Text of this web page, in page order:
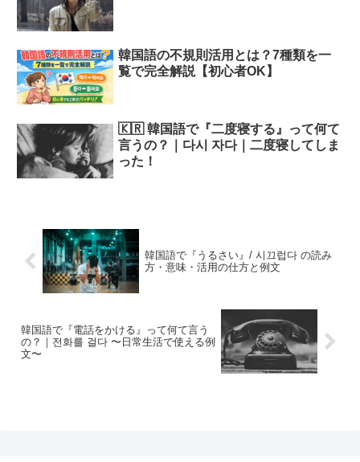
韓国語の不規則活用とは？7種類を一
覧で完全解説【初心者OK】
🇰🇷 韓国語で『二度寝する』って何て
言うの？｜다시 자다｜二度寝してしま
った！
韓国語で『うるさい』/ 시끄럽다 の読み
方・意味・活用の仕方と例文
韓国語で『電話をかける』って何て言う
の？｜전화를 걸다 〜日常生活で使える例
文〜